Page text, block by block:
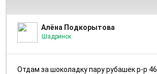
Алёна Подкорытова
Шадринск
Отдам за шоколадку пару рубашек р-р 46